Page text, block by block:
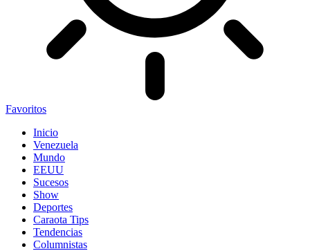
Favoritos
Inicio
Venezuela
Mundo
EEUU
Sucesos
Show
Deportes
Caraota Tips
Tendencias
Columnistas